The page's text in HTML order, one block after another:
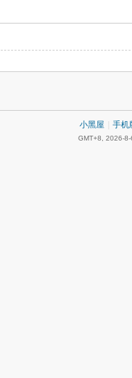
小黑屋 手机
GMT+8, 2026-8-